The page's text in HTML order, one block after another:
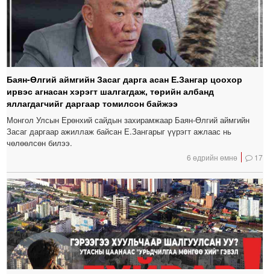
Баян-Өлгий аймгийн Засаг дарга асан Е.Зангар цоохор
ирвэс агнасан хэрэгт шалгагдаж, төрийн албанд
яллагдагчийг даргаар томилсон байжээ
Монгол Улсын Ерөнхий сайдын захирамжаар Баян-Өлгий аймгийн
Засаг даргаар ажиллаж байсан Е.Зангарыг үүрэгт ажлаас нь
чөлөөлсөн билээ.
6 өдрийн өмнө 17